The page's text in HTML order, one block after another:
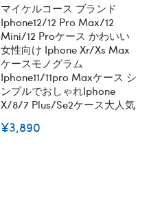
マイケルコース ブランド
Iphone12/12 Pro Max/12
Mini/12 Proケース かわいい
女性向け Iphone Xr/xs Max
ケースモノグラム
Iphone11/11pro Maxケース シ
ンプルでおしゃれiphone
X/8/7 Plus/se2ケース大人気
¥3,890